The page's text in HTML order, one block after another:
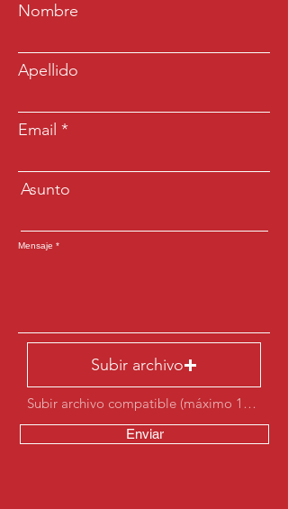
Nombre
Apellido
Email
Asunto
Mensaje
Subir archivo
Subir archivo compatible (máximo 15 MB)
Enviar